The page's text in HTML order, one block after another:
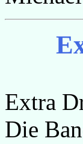
Extra
Die